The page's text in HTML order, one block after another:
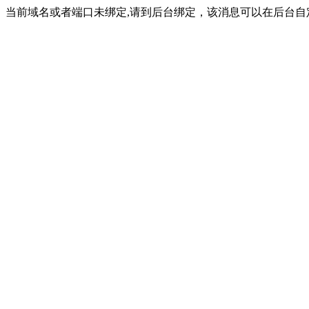
当前域名或者端口未绑定,请到后台绑定，该消息可以在后台自